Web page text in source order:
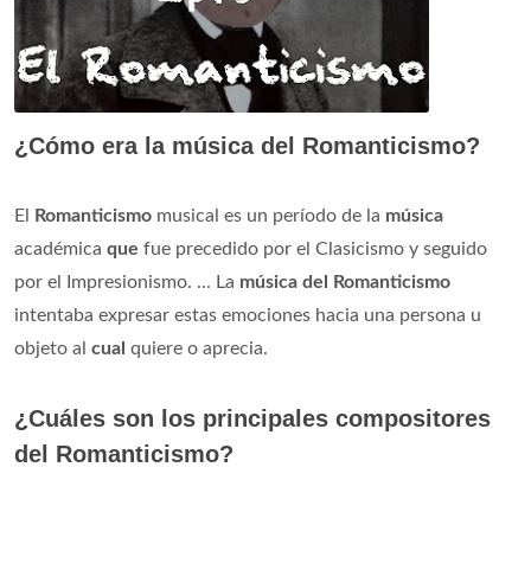
¿Cómo era la música del Romanticismo?
El Romanticismo musical es un período de la música
académica que fue precedido por el Clasicismo y seguido
por el Impresionismo. ... La música del Romanticismo
intentaba expresar estas emociones hacia una persona u
objeto al cual quiere o aprecia.
¿Cuáles son los principales compositores
del Romanticismo?